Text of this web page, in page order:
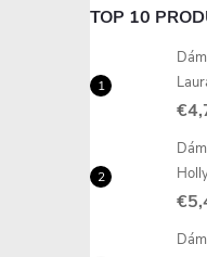
TOP 10